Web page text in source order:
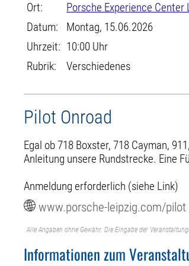
Ort:
Porsche Experience Center
Datum:
Montag, 15.06.2026
Uhrzeit: 10:00 Uhr
Rubrik:
Verschiedenes
Pilot Onroad
Egal ob 718 Boxster, 718 Cayman,
Anleitung unsere Rundstrecke. Eine
Anmeldung erforderlich (siehe Link)
www.porsche-leipzig.com/pilot
Alle Angaben ohne Gewähr. Die Eingabe der
Informationen zum